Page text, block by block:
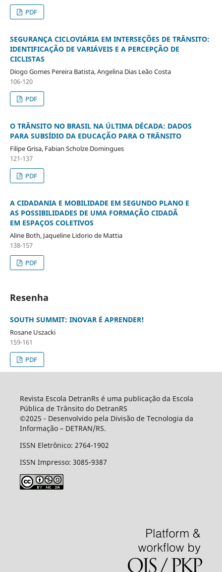
PDF
SEGURANÇA CICLOVIÁRIA EM INTERSEÇÕES DE TRÂNSITO:
IDENTIFICAÇÃO DE VARIÁVEIS E A PERCEPÇÃO DE
CICLISTAS
Diogo Gomes Pereira Batista, Angelina Dias Leão Costa
106-120
PDF
O TRÂNSITO NO BRASIL NA ÚLTIMA DÉCADA: DADOS
PARA SUBSÍDIO DA EDUCAÇÃO PARA O TRÂNSITO
Filipe Grisa, Fabian Scholze Domingues
121-137
PDF
A CIDADANIA E MOBILIDADE EM SEGUNDO PLANO E
AS POSSIBILIDADES DE UMA FORMAÇÃO CIDADÃ
EM ESPAÇOS COLETIVOS
Aline Both, Jaqueline Lidorio de Mattia
138-157
PDF
Resenha
SOUTH SUMMIT: INOVAR É APRENDER!
Rosane Uszacki
159-161
PDF
Revista Escola DetranRs é uma publicação da Escola
Pública de Trânsito do DetranRS
©2025 - Desenvolvido pela Divisão de Tecnologia da
Informação – DETRAN/RS.
ISSN Eletrônico: 2764-1902
ISSN Impresso: 3085-9387